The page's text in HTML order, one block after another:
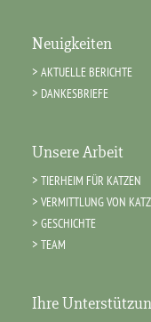
Neuigkeiten
AKTUELLE BERICHTE
DANKESBRIEFE
Unsere Arbeit
TIERHEIM FÜR KATZEN
VERMITTLUNG VON
GESCHICHTE
TEAM
Ihre